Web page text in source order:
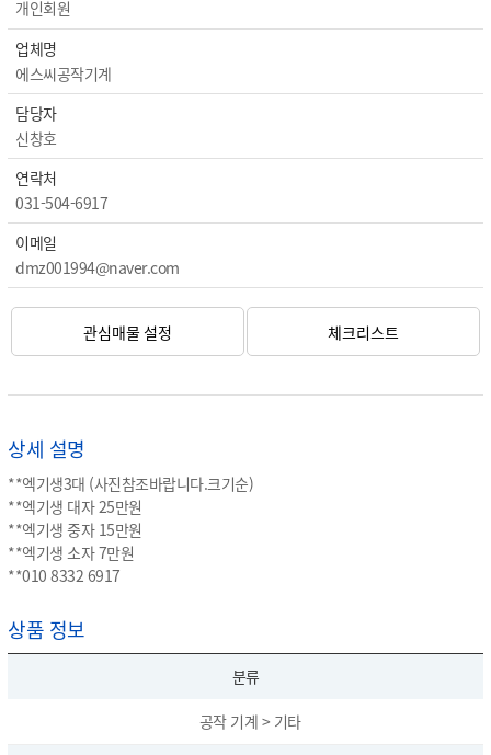
개인회원
업체명
에스씨공작기계
담당자
신창호
연락처
031-504-6917
이메일
dmz001994@naver.com
관심매물 설정 체크리스트
상세 설명
**엑기생3대 (사진참조바랍니다.크기순)
**엑기생 대자 25만원
**엑기생 중자 15만원
**엑기생 소자 7만원
**010 8332 6917
상품 정보
분류
공작 기계 > 기타